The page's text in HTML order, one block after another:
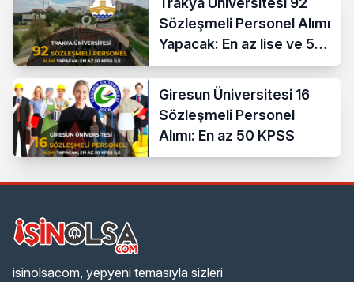
Sözleşmeli Personel Alımı
Yapacak: En az lise ve 50
KPSS İle
Giresun Üniversitesi 16
Sözleşmeli Personel
Alımı: En az 50 KPSS
isinolsacom, yepyeni temasıyla sizleri